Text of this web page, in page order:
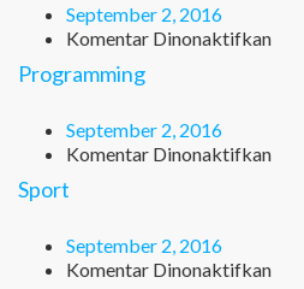
September 2, 2016
Komentar Dinonaktifkanpada
Programming
September 2, 2016
Komentar Dinonaktifkanpada
Sport
September 2, 2016
Komentar Dinonaktifkanpada